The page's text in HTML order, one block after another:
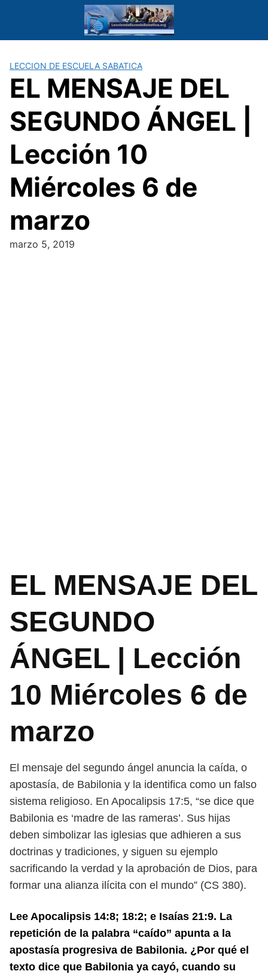
LECCION DE ESCUELA SABATICA
EL MENSAJE DEL
SEGUNDO ÁNGEL |
Lección 10
Miércoles 6 de
marzo
marzo 5, 2019
EL MENSAJE DEL
SEGUNDO
ÁNGEL | Lección
10 Miércoles 6 de
marzo
El mensaje del segundo ángel anuncia la caída, o
apostasía, de Babilonia y la identifica como un falso
sistema religioso. En Apocalipsis 17:5, “se dice que
Babilonia es ‘madre de las rameras’. Sus hijas
deben simbolizar las iglesias que adhieren a sus
doctrinas y tradiciones, y siguen su ejemplo
sacrificando la verdad y la aprobación de Dios, para
formar una alianza ilícita con el mundo” (CS 380).
Lee Apocalipsis 14:8; 18:2; e Isaías 21:9. La
repetición de la palabra “caído” apunta a la
apostasía progresiva de Babilonia. ¿Por qué el
texto dice que Babilonia ya cayó, cuando su